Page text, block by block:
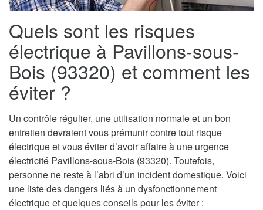
Quels sont les risques
électrique à Pavillons-sous-
Bois (93320) et comment les
éviter ?
Un contrôle régulier, une utilisation normale et un bon
entretien devraient vous prémunir contre tout risque
électrique et vous éviter d’avoir affaire à une urgence
électricité Pavillons-sous-Bois (93320). Toutefois,
personne ne reste à l’abri d’un incident domestique. Voici
une liste des dangers liés à un dysfonctionnement
électrique et quelques conseils pour les éviter :